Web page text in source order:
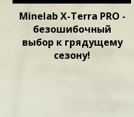
Minelab X-Terra PRO -
безошибочный
выбор к грядущему
сезону!